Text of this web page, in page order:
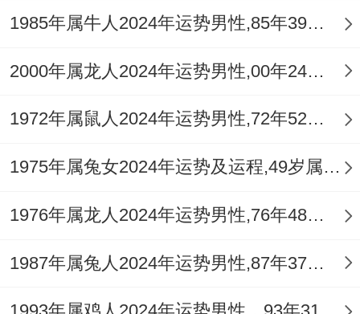
易引发家庭矛盾...
应避免担任伴郎/伴娘等核心角色。
婚礼参与的注意事项,时间选择:避开与个人
色配饰（如祥安阁九艳跟合手链）增强喜
气！
1985年属牛人2024年运势男性,85年39岁属牛男2024年每月运程怎么样
2000年属龙人2024年运势男性,00年24岁属龙男2024年每月运程怎么样
1972年属鼠人2024年运势男性,72年52岁属鼠男2024年每月运程怎么样
1975年属兔女2024年运势及运程,49岁属兔人2024全年每月运势女性如何
1976年属龙人2024年运势男性,76年48岁属龙男2024年每月运程怎么样
1987年属兔人2024年运势男性,87年37岁属兔男2024年每月运程怎么样